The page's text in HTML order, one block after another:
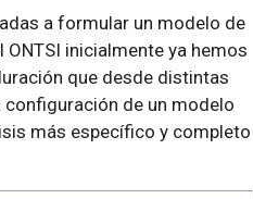
a formular un modelo de
inicialmente ya hemos
que desde distintas
configuración de un modelo
más específico y completo